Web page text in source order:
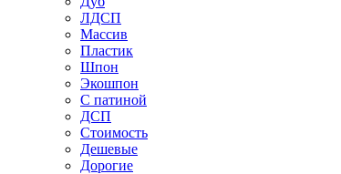
ЛДСП
Массив
Пластик
Шпон
Экошпон
С патиной
ДСП
Стоимость
Дешевые
Дорогие